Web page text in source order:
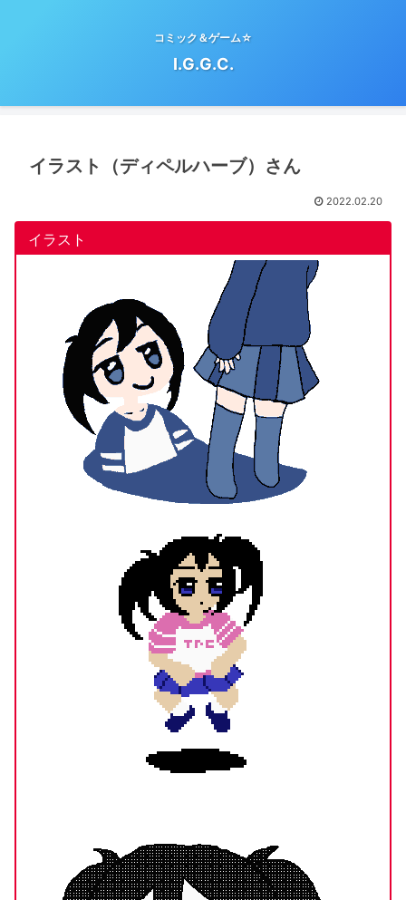
コミック＆ゲーム☆
I.G.G.C.
イラスト（ディペルハーブ）さん
2022.02.20
イラスト